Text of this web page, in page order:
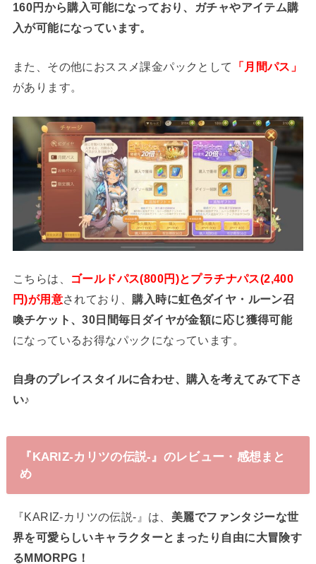
160円から購入可能になっており、ガチャやアイテム購
入が可能になっています。
また、その他におススメ課金パックとして
「月間パス」
があります。
こちらは、
ゴールドパス(800円)とプラチナパス(2,400
円)が用意されており、 購入時に虹色ダイヤ・ルーン召
喚チケット、30日間毎日ダイヤが金額に応じ獲得可能
になっているお得なパックになっています。
自身のプレイスタイルに合わせ、購入を考えてみて下さ
い♪
『KARIZ-カリツの伝説‐』のレビュー・感想まと
め
『KARIZ-カリツの伝説‐』は、 美麗でファンタジーな世
界を可愛らしいキャラクターとまったり自由に大冒険す
るMMORPG！